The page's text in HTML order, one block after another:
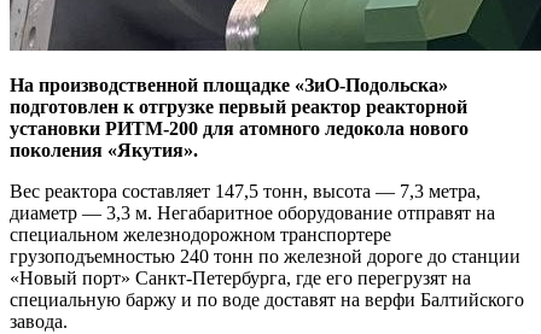
На производственной площадке «ЗиО-Подольска»
подготовлен к отгрузке первый реактор реакторной
установки РИТМ-200 для атомного ледокола нового
поколения «Якутия».
Вес реактора составляет 147,5 тонн, высота — 7,3 метра,
диаметр — 3,3 м. Негабаритное оборудование отправят на
специальном железнодорожном транспортере
грузоподъемностью 240 тонн по железной дороге до станции
«Новый порт» Санкт-Петербурга, где его перегрузят на
специальную баржу и по воде доставят на верфи Балтийского
завода.